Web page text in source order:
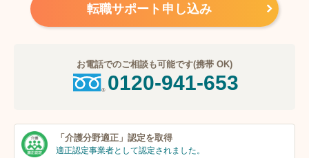
転職サポート申し込み
お電話でのご相談も可能です(携帯 OK)
0120-941-653
「介護分野適正」 認定を取得
適正認定事業者として認定されました。